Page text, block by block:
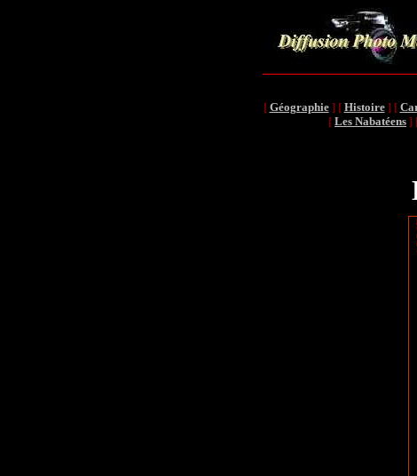
[ Géographie] [ Histoire] [
[ Les Nabatéens ]